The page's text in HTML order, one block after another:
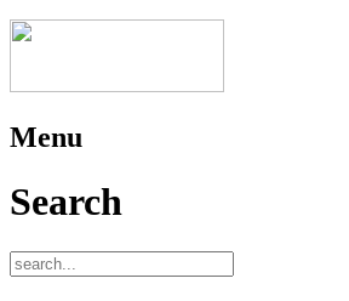
Menu
Search